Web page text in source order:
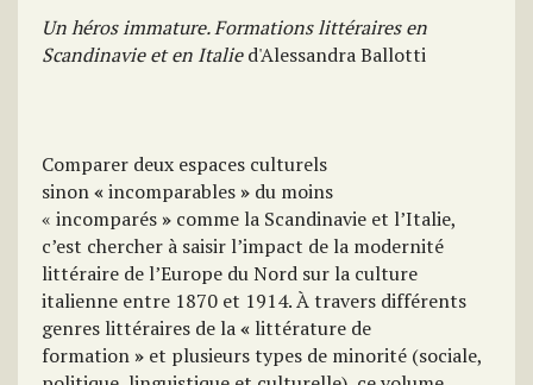
Un héros immature. Formations littéraires en
Scandinavie et en Italied'Alessandra Ballotti
Comparer deux espaces culturels
sinon«incomparables » du moins
« incomparés » comme la Scandinavie et l’Italie,
c’est chercher à saisir l’impact de la modernité
littéraire de l’Europe du Nord sur la culture
italienne entre 1870 et 1914. À travers différents
genres littéraires de la« littérature de
formation » et plusieurs types de minorité (sociale,